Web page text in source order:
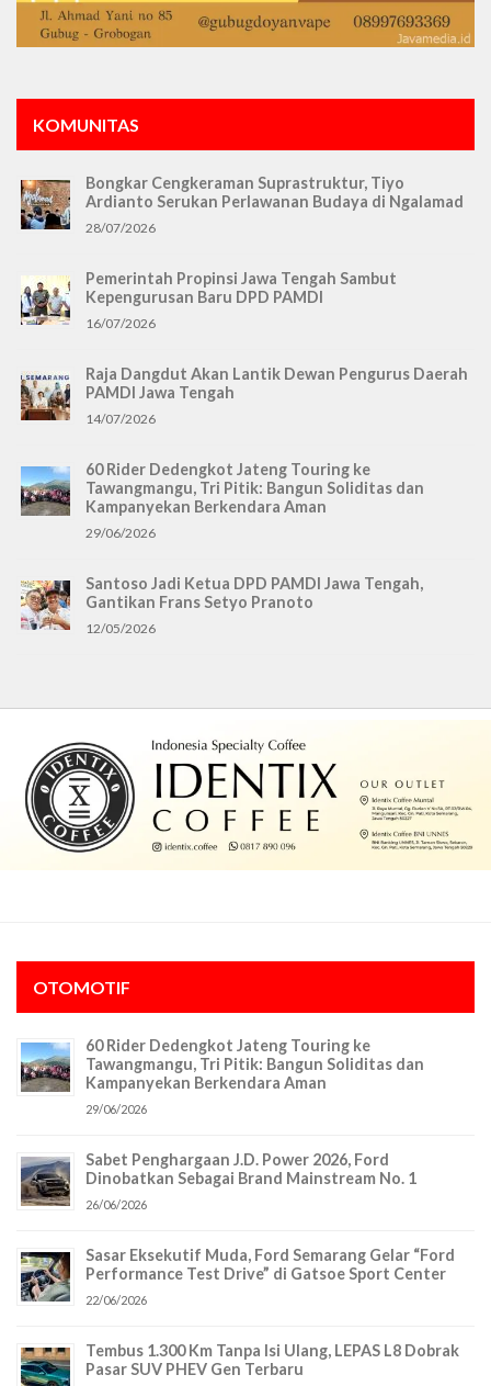
KOMUNITAS
Bongkar Cengkeraman Suprastruktur, Tiyo
Ardianto Serukan Perlawanan Budaya di Ngalamad
28/07/2026
Pemerintah Propinsi Jawa Tengah Sambut
Kepengurusan Baru DPD PAMDI
16/07/2026
Raja Dangdut Akan Lantik Dewan Pengurus Daerah
PAMDI Jawa Tengah
14/07/2026
60 Rider Dedengkot Jateng Touring ke
Tawangmangu, Tri Pitik: Bangun Soliditas dan
Kampanyekan Berkendara Aman
29/06/2026
Santoso Jadi Ketua DPD PAMDI Jawa Tengah,
Gantikan Frans Setyo Pranoto
12/05/2026
OTOMOTIF
60 Rider Dedengkot Jateng Touring ke
Tawangmangu, Tri Pitik: Bangun Soliditas dan
Kampanyekan Berkendara Aman
29/06/2026
Sabet Penghargaan J.D. Power 2026, Ford
Dinobatkan Sebagai Brand Mainstream No. 1
26/06/2026
Sasar Eksekutif Muda, Ford Semarang Gelar “Ford
Performance Test Drive” di Gatsoe Sport Center
22/06/2026
Tembus 1.300 Km Tanpa Isi Ulang, LEPAS L8 Dobrak
Pasar SUV PHEV Gen Terbaru